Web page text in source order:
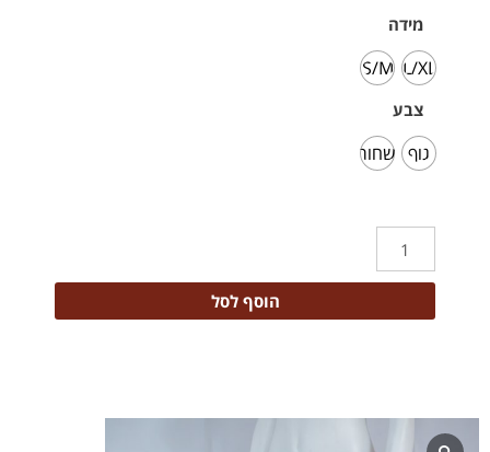
מידה
L/XL
S/M
צבע
גוף שחור
הוסף לסל